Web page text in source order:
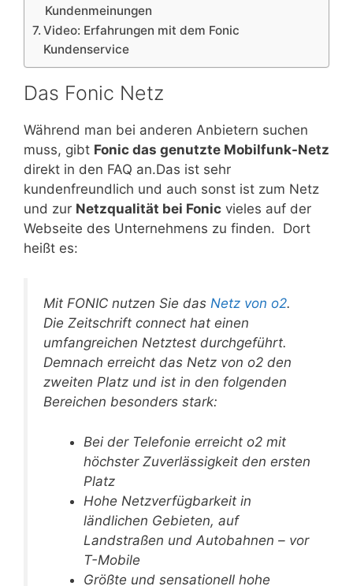
Kundenmeinungen
Video: Erfahrungen mit dem Fonic
Kundenservice
Das Fonic Netz
Während man bei anderen Anbietern suchen
muss, gibt Fonic das genutzte Mobilfunk-Netz
direkt in den FAQ an.Das ist sehr
kundenfreundlich und auch sonst ist zum Netz
und zur Netzqualität bei Fonic vieles auf der
Webseite des Unternehmens zu finden. Dort
heißt es:
Mit FONIC nutzen Sie das Netz von o2.
Die Zeitschrift connect hat einen
umfangreichen Netztest durchgeführt.
Demnach erreicht das Netz von o2 den
zweiten Platz und ist in den folgenden
Bereichen besonders stark:
Bei der Telefonie erreicht o2 mit
höchster Zuverlässigkeit den ersten
Platz
Hohe Netzverfügbarkeit in
ländlichen Gebieten, auf
Landstraßen und Autobahnen – vor
T-Mobile
Größte und sensationell hohe